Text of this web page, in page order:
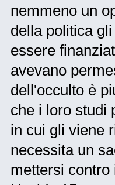
nemmeno un
della politica
essere
avevano
dell'occulto è
che i loro studi
in cui gli viene
necessita un
mettersi